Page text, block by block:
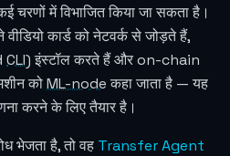
चरणों में विभाजित किया जा सकता है।
कार्ड को नेटवर्क से जोड़ते हैं,
CLI) इंस्टॉल करते हैं और on-chain
कोML-nodeकहा जाता है — यह
करने के लिए तैयार है।
भेजता है, तो वह Transfer Agent